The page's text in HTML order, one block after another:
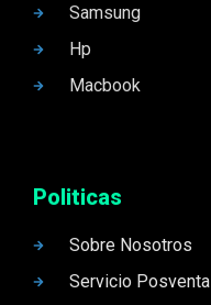
Samsung
Hp
Macbook
Politicas
Sobre Nosotros
Servicio Posventa